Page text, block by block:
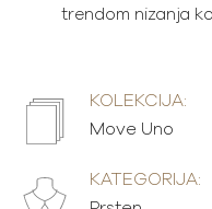
trendom nizanja
KOLEKCIJA:
Move Uno
KATEGORIJA: